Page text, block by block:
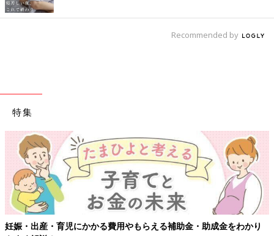
Recommended by
特集
妊娠・出産・育児にかかる費用やもらえる補助金・助成金をわかり